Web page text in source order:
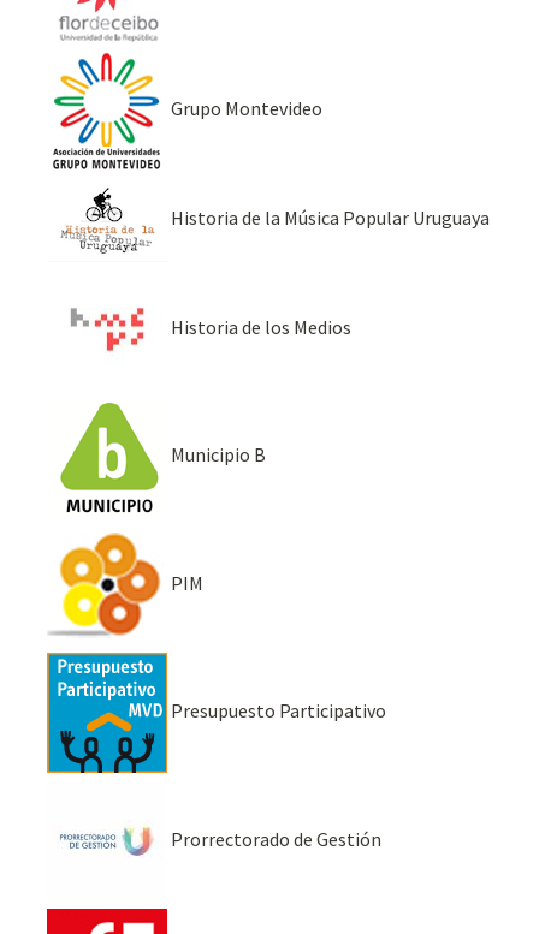
Grupo Montevideo
Historia de la Música Popular Uruguaya
Historia de los Medios
Municipio B
PIM
Presupuesto Participativo
Prorrectorado de Gestión